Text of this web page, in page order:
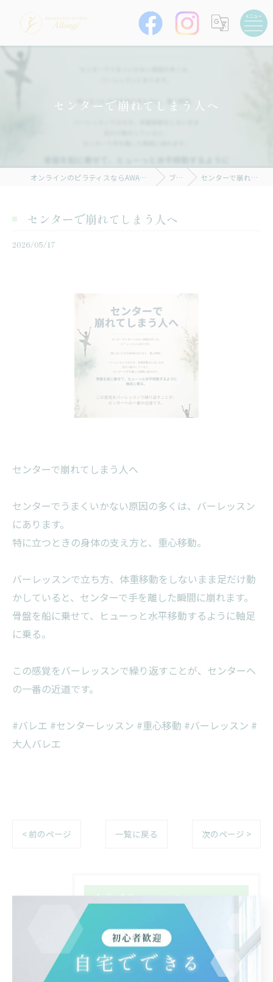
センターで崩れてしまう人へ
オンラインのピラティスならAWARENESS STUDIO Allongé ブログ センターで崩れてしまう人へ
センターで崩れてしまう人へ
2026/05/17
センターで崩れてしまう人へ
センターでうまくいかない原因の多くは、バーレッスン
にあります。
特に立つときの身体の支え方と、重心移動。
バーレッスンで立ち方、体重移動をしないまま足だけ動
かしていると、センターで手を離した瞬間に崩れます。
骨盤を船に乗せて、ヒューっと水平移動するように軸足
に乗る。
この感覚をバーレッスンで繰り返すことが、センターへ
の一番の近道です。
#バレエ #センターレッスン #重心移動 #バーレッスン #
大人バレエ
< 前のページ 一覧に戻る 次のページ >
カテゴリー
全てのカテゴリー
自宅
体験